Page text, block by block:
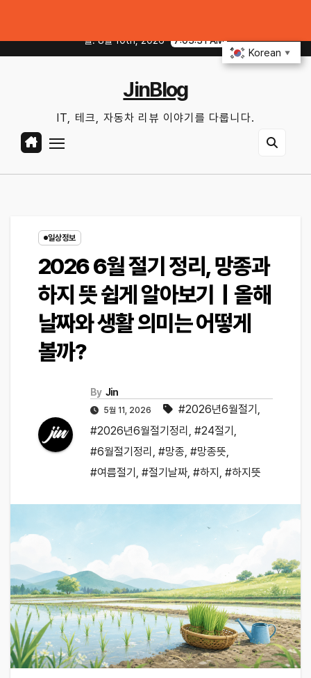
월. 8월 10th, 2026 7:03:32 AM
JinBlog
IT, 테크, 자동차 리뷰 이야기를 다룹니다.
일상정보
2026 6월 절기 정리, 망종과
하지 뜻 쉽게 알아보기｜올해
날짜와 생활 의미는 어떻게
볼까?
By Jin
5월 11, 2026 #2026년6월절기 ,
#2026년6월절기정리 , #24절기 ,
#6월절기정리 , #망종, #망종뜻,
#여름절기 , #절기날짜, #하지 , #하지뜻
Korean ▼